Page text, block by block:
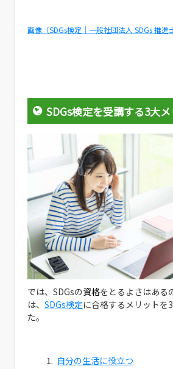
画像（SDGs検定｜一般社団法人 SDGs 推進
SDGs検定を受講する3大
では、SDGsの資格をとるよさはある
は、 SDGs検定に合格するメリットを
た。
自分の生活に役立つ